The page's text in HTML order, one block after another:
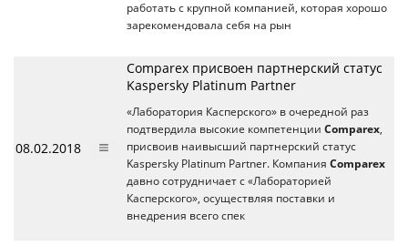
работать с крупной компанией, которая хорошо
зарекомендовала себя на рын
08.02.2018
Comparex присвоен партнерский статус
Kaspersky Platinum Partner
«Лаборатория Касперского» в очередной раз
подтвердила высокие компетенции Comparex,
присвоив наивысший партнерский статус
Kaspersky Platinum Partner. Компания Comparex
давно сотрудничает с «Лабораторией
Касперского», осуществляя поставки и
внедрения всего спек